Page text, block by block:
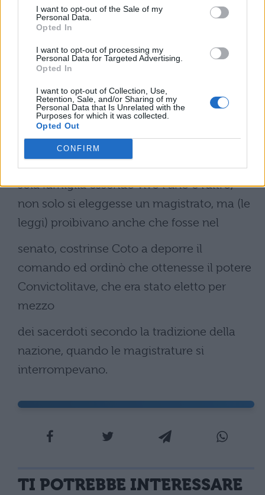
I want to opt-out of the Sale of my
Personal Data.
Opted In
I want to opt-out of processing my
Personal Data for Targeted Advertising.
Opted In
I want to opt-out of Collection, Use,
Retention, Sale, and/or Sharing of my
Personal Data that Is Unrelated with the
Purposes for which it was collected.
Opted Out
CONFIRM
quelli tra cui c’era la
controversia.
Essendo giunta là quasi tutta la nazione ed
essendo informato che, convocati pochi
(uomini) di nascosto in luogo diverso, i
tempo diverso da quello che era stabilito,
un fratello era stato designato dal fratello,
mentre le leggi vietavano che da una
sola famiglia essendo vivo l’uno e l’altro,
non solo si eleggesse un magistrato, ma (le
leggi) proibivano anche che fosse nel
senato, costrinse Coto a deporre il
comando ed ordinò che ottenesse il potere
Convictolitave, che era stato eletto per
mezzo
dei sacerdoti secondo la tradizione della
nazione, quando le magistrature si
interrompevano.
TI POTREBBE INTERESSARE